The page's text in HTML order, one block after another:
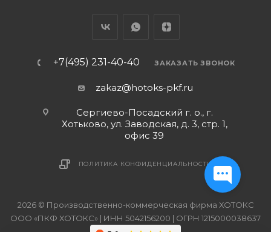
+7(495) 231-40-40 ЗАКАЗАТЬ ЗВОНОК
zakaz@hotoks-pkf.ru
Сергиево-Посадский г. о., г.
Хотьково, ул. Заводская, д. 3, стр. 1,
офис 39
ПОЛИТИКА КОНФИДЕНЦИАЛЬНОСТИ
2026 © Производственно-коммерческая фирма ХОТОКС
ООО «ПКФ ХОТОКС» | ИНН 5042156200 | ОГРН 1215000038637